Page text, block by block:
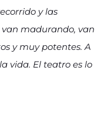
y las
van madurando, van
y muy potentes. A
vida. El teatro es lo